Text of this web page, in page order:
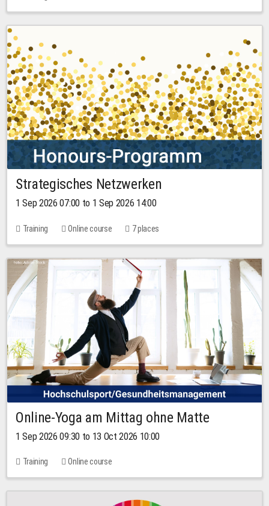
No free places
30.00 EUR
Strategisches Netzwerken
1 Sep 2026 07:00 to 1 Sep 2026 14:00
Training Online course 7 places
Online-Yoga am Mittag ohne Matte
1 Sep 2026 09:30 to 13 Oct 2026 10:00
Training Online course